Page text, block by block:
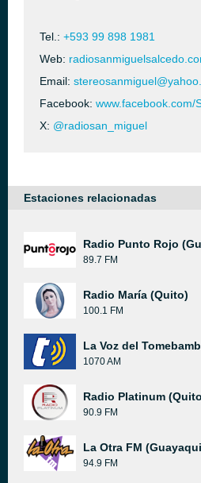
Tel.: +593 99 898 1981
Web:
Email:
Facebook: www.facebook.com/
X: @radiosan_miguel
Estaciones relacionadas
Radio Punto Rojo
89.7 FM
Radio María (Quito)
100.1 FM
La Voz del
1070 AM
Radio Platinum
90.9 FM
La Otra FM
94.9 FM